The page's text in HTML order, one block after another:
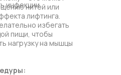
инфекции.нитей или
лифтинга.
избегать
пищи, чтобы
нагрузку на мышцы